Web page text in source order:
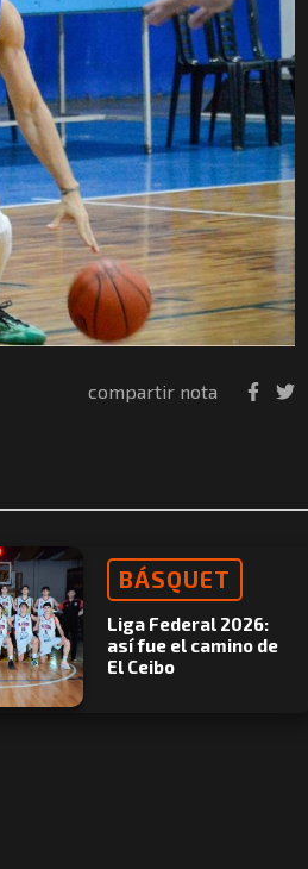
compartir nota
BÁSQUET
Liga Federal 2026:
así fue el camino de
El Ceibo